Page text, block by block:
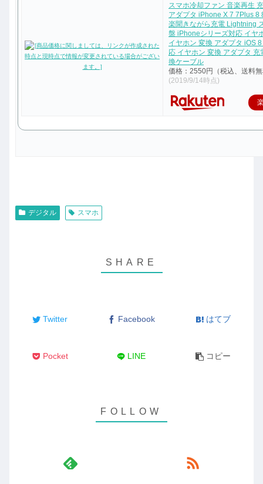
スマホ冷却ファン 音楽再生
アダプタ iPhone X 7 7Plus 8
楽聞きながら充電 Lightning
盤 iPhoneシリーズ対応 イヤ
イヤホン 変換 アダプタ iOS
応 イヤホン 変換 アダプタ
換ケーブル
価格：2550円（税込、送料
(2019/9/14時点)
デジタル スマホ
Twitter Facebook はてブ
Pocket LINE コピー